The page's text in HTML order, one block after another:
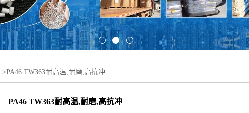
>PA46 TW363耐高温,耐磨,高抗冲
PA46 TW363耐高温,耐磨,高抗冲